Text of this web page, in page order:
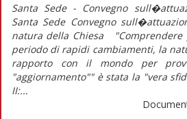
Santa Sede - Convegno
Santa Sede Convegno
natura della Chiesa
periodo di rapidi cambiamenti, la
rapporto con il mondo per
"aggiornamento"" è stata la "vera
II:...